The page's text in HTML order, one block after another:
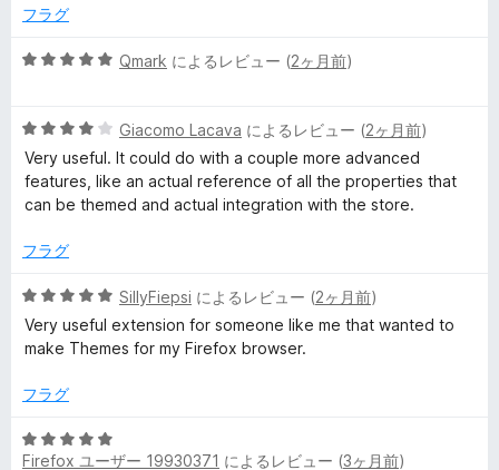
5
評
フラグ
5
中
5
の
評
Qmark によるレビュー (2ヶ月前)
5
段
階
中
の
価
Giacomo Lacava によるレビュー (2ヶ月前)
Very useful. It could do with a couple more advanced
features, like an actual reference of all the properties that
can be themed and actual integration with the store.
フラグ
5
段
階
5
評
価
SillyFiepsi によるレビュー (2ヶ月前)
Very useful extension for someone like me that wanted to
make Themes for my Firefox browser.
フラグ
5
段
Firefox ユーザー 19930371 によるレビュー (3ヶ月前)